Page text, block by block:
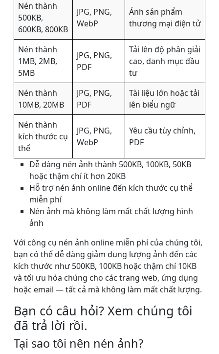
Nén thành
500KB,
600KB, 800KB
JPG, PNG,
WebP
Ảnh sản phẩm
thương mại điện tử
Nén thành
1MB, 2MB,
5MB
JPG, PNG,
PDF
Tải lên độ phân giải
cao, danh mục đầu
tư
Nén thành
10MB, 20MB
JPG, PNG,
PDF
Tài liệu lớn hoặc tải
lên biểu ngữ
Nén thành
kích thước cụ
thể
JPG, PNG,
WebP
Yêu cầu tùy chỉnh,
PDF
Dễ dàng nén ảnh thành 500KB, 100KB, 50KB
hoặc thậm chí ít hơn 20KB
Hỗ trợ nén ảnh online đến kích thước cụ thể
miễn phí
Nén ảnh mà không làm mất chất lượng hình
ảnh
Với công cụ nén ảnh online miễn phí của chúng tôi,
bạn có thể dễ dàng giảm dung lượng ảnh đến các
kích thước như 500KB, 100KB hoặc thậm chí 10KB
và tối ưu hóa chúng cho các trang web, ứng dụng
hoặc email — tất cả mà không làm mất chất lượng.
Bạn có câu hỏi? Xem chúng tôi
đã trả lời rồi.
Tại sao tôi nên nén ảnh?